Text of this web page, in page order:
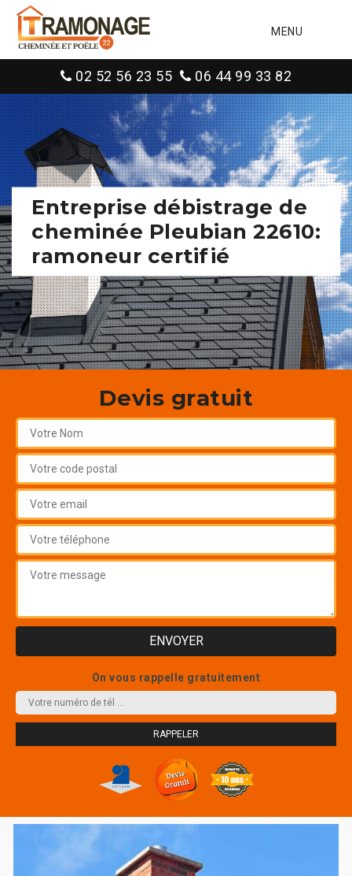
MENU
02 52 56 23 55 06 44 99 33 82
Entreprise débistrage de
cheminée Pleubian 22610:
ramoneur certifié
Devis gratuit
On vous rappelle gratuitement